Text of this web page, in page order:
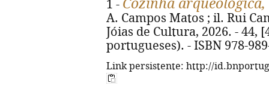
1 - Cozinha arqueológica,
A. Campos Matos ; il. Rui
Jóias de Cultura, 2026. - 44,
portugueses). - ISBN 978-
Link persistente: http://